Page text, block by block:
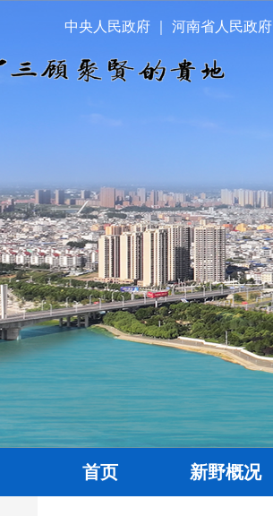
中央人民政府 河南省人民政府
首页 新野概况